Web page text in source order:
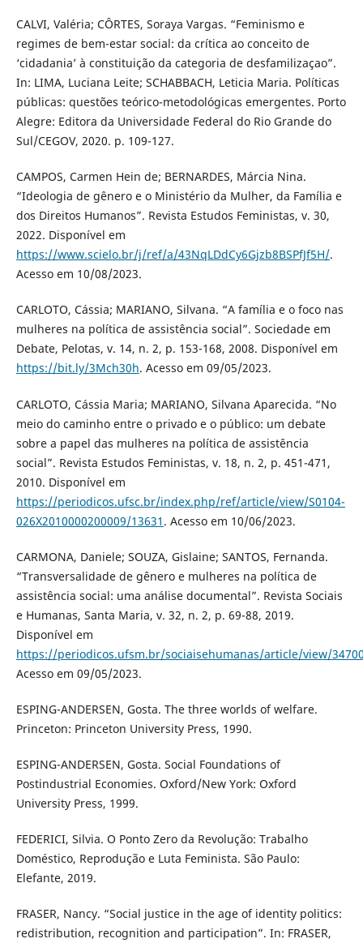
CALVI, Valéria; CÔRTES, Soraya Vargas. “Feminismo e
regimes de bem-estar social: da crítica ao conceito de
‘cidadania’ à constituição da categoria de desfamilizaçao”.
In: LIMA, Luciana Leite; SCHABBACH, Leticia Maria. Políticas
públicas: questões teórico-metodológicas emergentes. Porto
Alegre: Editora da Universidade Federal do Rio Grande do
Sul/CEGOV, 2020. p. 109-127.
CAMPOS, Carmen Hein de; BERNARDES, Márcia Nina.
“Ideologia de gênero e o Ministério da Mulher, da Família e
dos Direitos Humanos”. Revista Estudos Feministas, v. 30,
2022. Disponível em
https://www.scielo.br/j/ref/a/43NqLDdCy6Gjzb8BSPfJf5H/.
Acesso em 10/08/2023.
CARLOTO, Cássia; MARIANO, Silvana. “A família e o foco nas
mulheres na política de assistência social”. Sociedade em
Debate, Pelotas, v. 14, n. 2, p. 153-168, 2008. Disponível em
https://bit.ly/3Mch30h. Acesso em 09/05/2023.
CARLOTO, Cássia Maria; MARIANO, Silvana Aparecida. “No
meio do caminho entre o privado e o público: um debate
sobre a papel das mulheres na política de assistência
social”. Revista Estudos Feministas, v. 18, n. 2, p. 451-471,
2010. Disponível em
https://periodicos.ufsc.br/index.php/ref/article/view/S0104-
026X2010000200009/13631 . Acesso em 10/06/2023.
CARMONA, Daniele; SOUZA, Gislaine; SANTOS, Fernanda.
“Transversalidade de gênero e mulheres na política de
assistência social: uma análise documental”. Revista Sociais
e Humanas, Santa Maria, v. 32, n. 2, p. 69-88, 2019.
Disponível em
https://periodicos.ufsm.br/sociaisehumanas/article/view/
Acesso em 09/05/2023.
ESPING-ANDERSEN, Gosta. The three worlds of welfare.
Princeton: Princeton University Press, 1990.
ESPING-ANDERSEN, Gosta. Social Foundations of
Postindustrial Economies. Oxford/New York: Oxford
University Press, 1999.
FEDERICI, Silvia. O Ponto Zero da Revolução: Trabalho
Doméstico, Reprodução e Luta Feminista. São Paulo:
Elefante, 2019.
FRASER, Nancy. “Social justice in the age of identity politics:
redistribution, recognition and participation”. In: FRASER,